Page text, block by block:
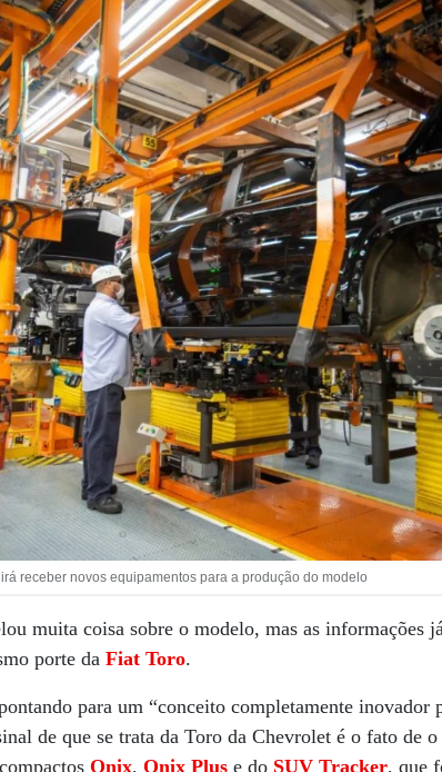
receber novos equipamentos para a produção do modelo
muita coisa sobre o modelo, mas as informações
porte da Fiat Toro.
para um “conceito completamente inovador
de que se trata da Toro da Chevrolet é o fato de
Onix, Onix Plus e do SUV Tracker, que